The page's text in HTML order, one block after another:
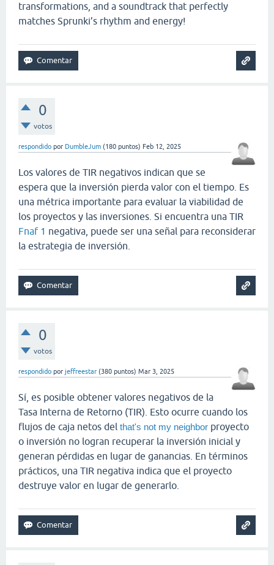
transformations, and a soundtrack that perfectly
matches Sprunki’s rhythm and energy!
0
votos
respondido por DumbleJum (180 puntos) Feb 12, 2025
Los valores de TIR negativos indican que se
espera que la inversión pierda valor con el tiempo. Es
una métrica importante para evaluar la viabilidad de
los proyectos y las inversiones. Si encuentra una TIR
Fnaf 1 negativa, puede ser una señal para reconsiderar
la estrategia de inversión.
0
votos
respondido por jeffreestar (380 puntos) Mar 3, 2025
Sí, es posible obtener valores negativos de la
Tasa Interna de Retorno (TIR). Esto ocurre cuando los
flujos de caja netos del that's not my neighbor proyecto
o inversión no logran recuperar la inversión inicial y
generan pérdidas en lugar de ganancias. En términos
prácticos, una TIR negativa indica que el proyecto
destruye valor en lugar de generarlo.